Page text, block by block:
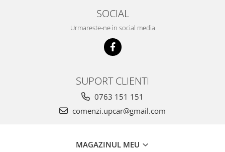
SOCIAL
Urmareste-ne in social media
SUPORT CLIENTI
0763 151 151
comenzi.upcar@gmail.com
MAGAZINUL MEU